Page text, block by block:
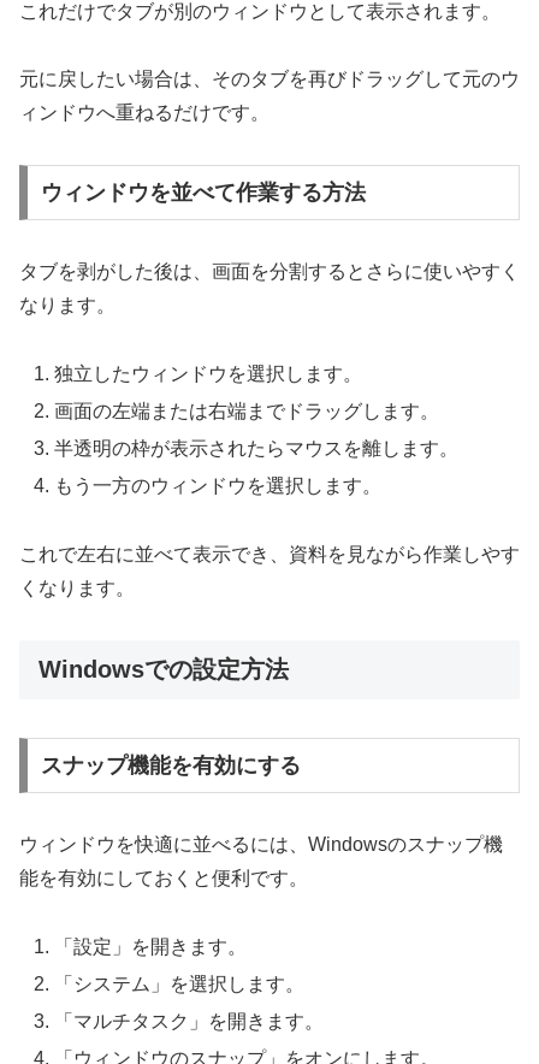
これだけでタブが別のウィンドウとして表示されます。
元に戻したい場合は、そのタブを再びドラッグして元のウ
ィンドウへ重ねるだけです。
ウィンドウを並べて作業する方法
タブを剥がした後は、画面を分割するとさらに使いやすく
なります。
独立したウィンドウを選択します。
画面の左端または右端までドラッグします。
半透明の枠が表示されたらマウスを離します。
もう一方のウィンドウを選択します。
これで左右に並べて表示でき、資料を見ながら作業しやす
くなります。
Windowsでの設定方法
スナップ機能を有効にする
ウィンドウを快適に並べるには、Windowsのスナップ機
能を有効にしておくと便利です。
「設定」を開きます。
「システム」を選択します。
「マルチタスク」を開きます。
「ウィンドウのスナップ」をオンにします。